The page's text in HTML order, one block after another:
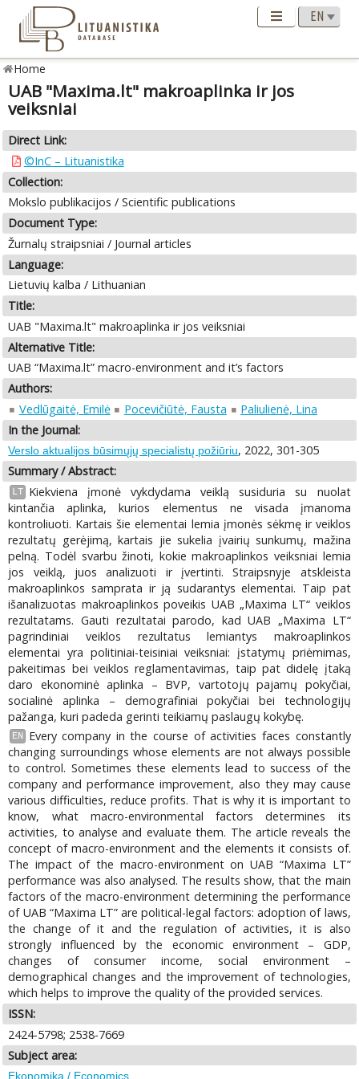
Home
UAB "Maxima.lt" makroaplinka ir jos
veiksniai
Direct Link:
©InC – Lituanistika
Collection:
Mokslo publikacijos / Scientific publications
Document Type:
Žurnalų straipsniai / Journal articles
Language:
Lietuvių kalba / Lithuanian
Title:
UAB "Maxima.lt" makroaplinka ir jos veiksniai
Alternative Title:
UAB “Maxima.lt” macro-environment and it’s factors
Authors:
Vedlūgaitė, Emilė
Pocevičiūtė, Fausta
Paliulienė, Lina
In the Journal:
Verslo aktualijos būsimųjų specialistų požiūriu, 2022, 301-305
Summary / Abstract:
LT
Kiekviena įmonė vykdydama veiklą susiduria su nuolat
kintančia aplinka, kurios elementus ne visada įmanoma
kontroliuoti. Kartais šie elementai lemia įmonės sėkmę ir veiklos
rezultatų gerėjimą, kartais jie sukelia įvairių sunkumų, mažina
pelną. Todėl svarbu žinoti, kokie makroaplinkos veiksniai lemia
jos veiklą, juos analizuoti ir įvertinti. Straipsnyje atskleista
makroaplinkos samprata ir ją sudarantys elementai. Taip pat
išanalizuotas makroaplinkos poveikis UAB „Maxima LT“ veiklos
rezultatams. Gauti rezultatai parodo, kad UAB „Maxima LT“
pagrindiniai veiklos rezultatus lemiantys makroaplinkos
elementai yra politiniai-teisiniai veiksniai: įstatymų priėmimas,
pakeitimas bei veiklos reglamentavimas, taip pat didelę įtaką
daro ekonominė aplinka – BVP, vartotojų pajamų pokyčiai,
socialinė aplinka – demografiniai pokyčiai bei technologijų
pažanga, kuri padeda gerinti teikiamų paslaugų kokybę.
EN
Every company in the course of activities faces constantly
changing surroundings whose elements are not always possible
to control. Sometimes these elements lead to success of the
company and performance improvement, also they may cause
various difficulties, reduce profits. That is why it is important to
know, what macro-environmental factors determines its
activities, to analyse and evaluate them. The article reveals the
concept of macro-environment and the elements it consists of.
The impact of the macro-environment on UAB “Maxima LT”
performance was also analysed. The results show, that the main
factors of the macro-environment determining the performance
of UAB “Maxima LT” are political-legal factors: adoption of laws,
the change of it and the regulation of activities, it is also
strongly influenced by the economic environment – GDP,
changes of consumer income, social environment –
demographical changes and the improvement of technologies,
which helps to improve the quality of the provided services.
ISSN:
2424-5798; 2538-7669
Subject area:
Ekonomika / Economics